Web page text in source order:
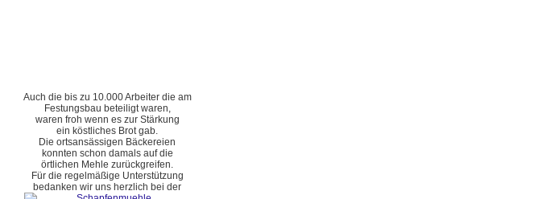
Auch die bis zu 10.000 Arbeiter die am
Festungsbau beteiligt waren,
waren froh wenn es zur Stärkung
ein köstliches Brot gab.
Die ortsansässigen Bäckereien
konnten schon damals auf die
örtlichen Mehle zurückgreifen.
Für die regelmäßige Unterstützung
bedanken wir uns herzlich bei der